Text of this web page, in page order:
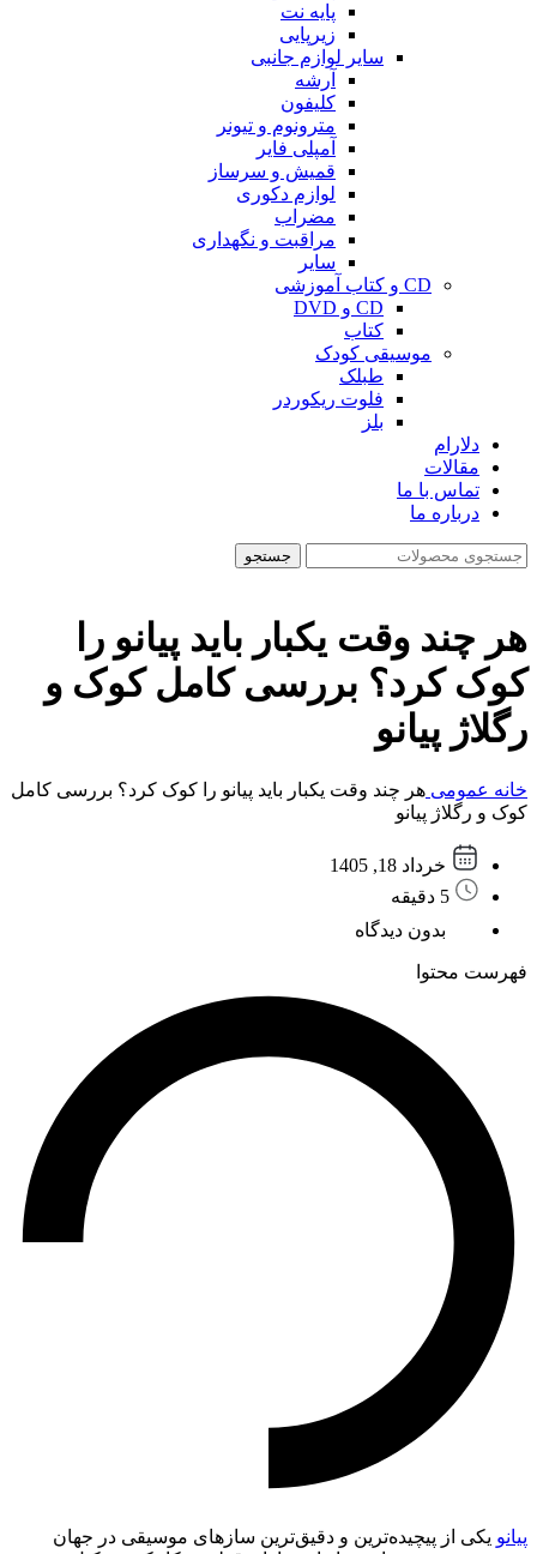
پایه نت
زیرپایی
سایر لوازم جانبی
آرشه
کلیفون
مترونوم و تیونر
آمپلی فایر
قمیش و سرساز
لوازم دکوری
مضراب
مراقبت و نگهداری
سایر
CD و کتاب آموزشی
CD و DVD
کتاب
موسیقی کودک
طبلک
فلوت ریکوردر
بلز
دلارام
مقالات
تماس با ما
درباره ما
جستجو
هر چند وقت یکبار باید پیانو را
کوک کرد؟ بررسی کامل کوک و
رگلاژ پیانو
خانه عمومی هر چند وقت یکبار باید پیانو را کوک کرد؟ بررسی کامل
کوک و رگلاژ پیانو
خرداد 18, 1405
5 دقیقه
بدون دیدگاه
فهرست محتوا
پیانو یکی از پیچیده‌ترین و دقیق‌ترین سازهای موسیقی در جهان